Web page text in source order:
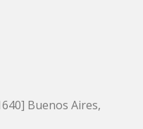
Buenos Aires,